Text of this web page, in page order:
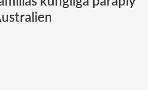
Norska kungahuset